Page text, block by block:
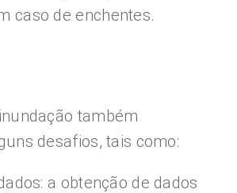
caso de enchentes.
também
desafios, tais como:
a obtenção de dados